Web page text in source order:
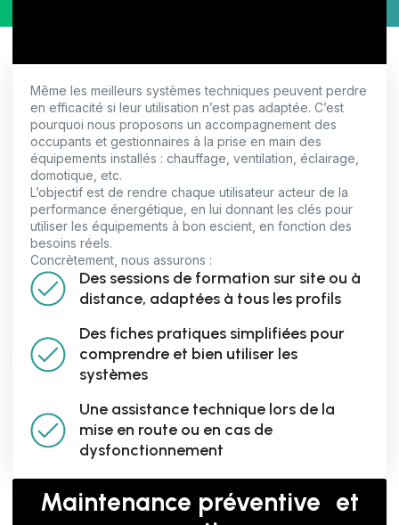
Même les meilleurs systèmes techniques peuvent perdre
en efficacité si leur utilisation n’est pas adaptée. C’est
pourquoi nous proposons un accompagnement des
occupants et gestionnaires à la prise en main des
équipements installés : chauffage, ventilation, éclairage,
domotique, etc.
L’objectif est de rendre chaque utilisateur acteur de la
performance énergétique, en lui donnant les clés pour
utiliser les équipements à bon escient, en fonction des
besoins réels.
Concrètement, nous assurons :
Des sessions de formation sur site ou à
distance, adaptées à tous les profils
Des fiches pratiques simplifiées pour
comprendre et bien utiliser les
systèmes
Une assistance technique lors de la
mise en route ou en cas de
dysfonctionnement
Maintenance préventive et